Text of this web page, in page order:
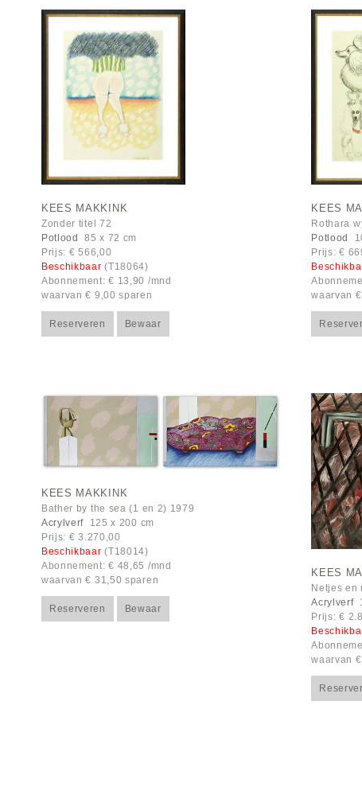
KEES MAKKINK
Zonder titel 72
Potlood
85 x 72 cm
Prijs: € 566,00
Beschikbaar(T18064)
Abonnement: € 13,90 /mnd
waarvan € 9,00 sparen
Reserveren Bewaar
KEES
Rothara
Potlood
Prijs: €
waarvan
KEES MAKKINK
Bather by the sea (1 en 2) 1979
Acrylverf 125 x 200 cm
Prijs: € 3.270,00
Beschikbaar(T18014)
Abonnement: € 48,65 /mnd
waarvan € 31,50 sparen
Reserveren Bewaar
KEES
Netjes en
Acrylverf
Prijs: €
waarvan